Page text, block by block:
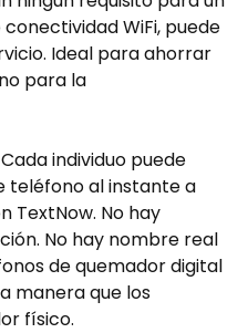
WiFi, puede
Ideal para ahorrar
para la
Cada individuo puede
teléfono al instante a
TextNow. No hay
No hay nombre real
de quemador digital
manera que los
físico.